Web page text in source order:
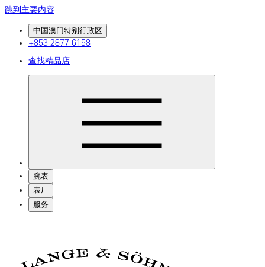
跳到主要内容
中国澳门特别行政区
+853 2877 6158
查找精品店
腕表
表厂
服务